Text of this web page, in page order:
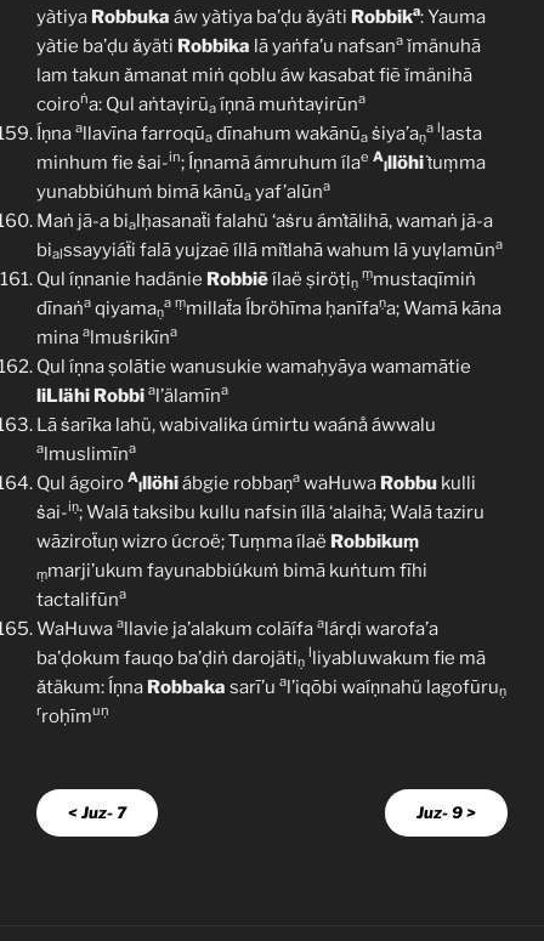
yàtiya Robbuka áw yàtiya ba’ḍu ǎyäti Robbika: Yauma
yàtie ba’ḍu ǎyäti Robbika lā yaṅfa’u nafsana ǐmänuhā
lam takun ǎmanat miṅ qoblu áw kasabat fiẽ ǐmänihā
coiroṅa: Qul aṅtaṿirũa íṇnā muṅtaṿirūna
Íṇna allavīna farroqūa dīnahum wakānūa ṡiya’aṇ
a llasta
minhum fie ṡai-in; Íṇnamã ámruhum ílae A
lllöhiṫuṃma
yunabbiúhuṁ bimā kānūa yaf’alūna
Maṅ jã-a bialḥasanaẗi falahü ‘aṡru ámṫālihā, wamaṅ jã-a
bialssayyiáẗi falā yujzaẽ íllā miṫlahā wahum lā yuṿlamūna
Qul íṇnanie hadänie Robbiẽílaë ṣiröṭiṇ
ṃmustaqīmiṅ
dīnaṅa qiyamaṇ
a ṃmillaẗa Íbröhīma ḥanīfaṇa; Wamā kāna
mina almuṡrikīna
Qul íṇna ṣolātie wanusukie wamaḥyāya wamamātie
liLlähi Robbi al’älamīna
Lā ṡarīka lahü, wabivalika úmirtu waánå áwwalu
almuslimīna
Qul ágoiro A
lllöhiábgie robbaṇa waHuwa Robbu kulli
ṡai-iṇ; Walā taksibu kullu nafsin íllā ‘alaihā; Walā taziru
wāziroẗuṇ wizro úcroë; Ṫuṃma ílaë Robbikuṃ
ṃmarji’ukum fayunabbiúkuṁ bimā kuṅtum fīhi
tactalifūna
WaHuwa allavie ja’alakum colãífa alárḍi warofa’a
ba’ḍokum fauqo ba’ḍiṅ darojätiṇ
lliyabluwakum fie mã
ǎtäkum: Íṇna Robbaka sarī’u al’iqōbi waíṇnahü lagofūruṇ
rroḥīmuņ
< Juz- 7 Juz- 9 >